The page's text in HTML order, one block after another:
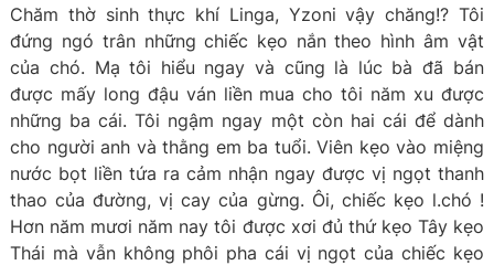
Chăm thờ sinh thực khí Linga, Yzoni vậy chăng!? Tôi
đứng ngó trân những chiếc kẹo nắn theo hình âm vật
của chó. Mạ tôi hiểu ngay và cũng là lúc bà đã bán
được mấy long đậu ván liền mua cho tôi năm xu được
những ba cái. Tôi ngậm ngay một còn hai cái để dành
cho người anh và thằng em ba tuổi. Viên kẹo vào miệng
nước bọt liền tứa ra cảm nhận ngay được vị ngọt thanh
thao của đường, vị cay của gừng. Ôi, chiếc kẹo l.chó !
Hơn năm mươi năm nay tôi được xơi đủ thứ kẹo Tây kẹo
Thái mà vẫn không phôi pha cái vị ngọt của chiếc kẹo